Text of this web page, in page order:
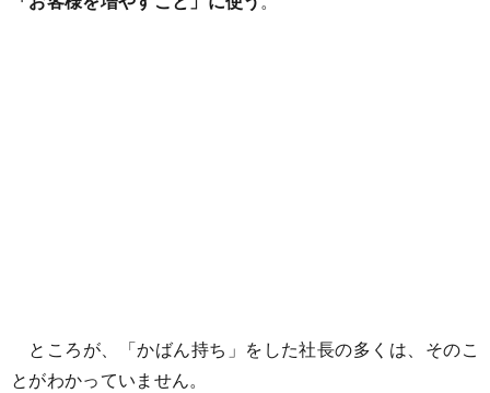
ところが、「かばん持ち」をした社長の多くは、そのこ
とがわかっていません。